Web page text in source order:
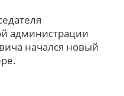
администрации
начался новый